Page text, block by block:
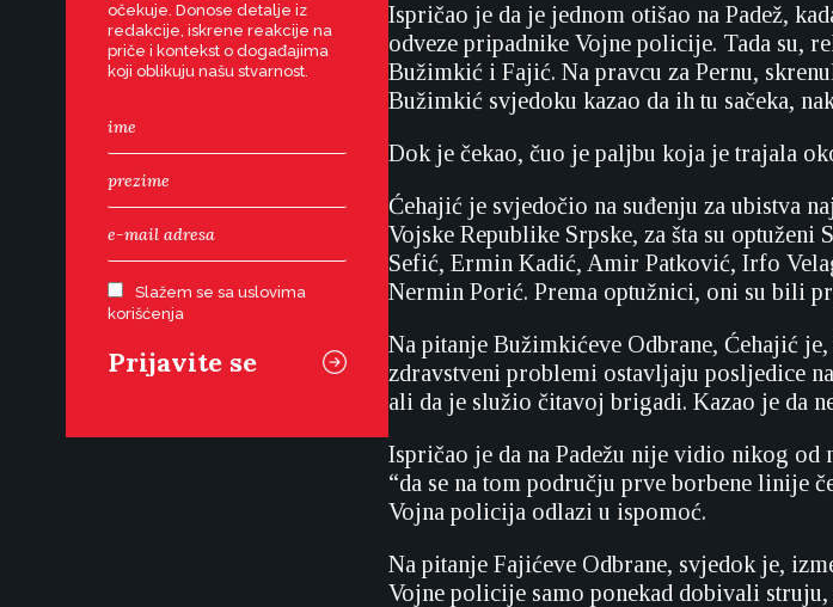
očekuje. Donose detalje iz
redakcije, iskrene reakcije na
priče i kontekst o događajima
koji oblikuju našu stvarnost.
Slažem se sa uslovima
korišćenja
Ispričao je da je jednom otišao na Padež,
odveze pripadnike Vojne policije. Tada su,
Bužimkić i Fajić. Na pravcu za Pernu,
Bužimkić svjedoku kazao da ih tu sačeka,
Dok je čekao, čuo je paljbu koja je trajala
Ćehajić je svjedočio na suđenju za ubistva
Vojske Republike Srpske, za šta su
Sefić, Ermin Kadić, Amir Patković, Irfo
Nermin Porić. Prema optužnici, oni su bili
Na pitanje Bužimkićeve Odbrane, Ćehajić
zdravstveni problemi ostavljaju posljedice
ali da je služio čitavoj brigadi. Kazao je da
Ispričao je da na Padežu nije vidio nikog
“da se na tom području prve borbene linije
Vojna policija odlazi u ispomoć.
Na pitanje Fajićeve Odbrane, svjedok je,
Vojne policije samo ponekad dobivali